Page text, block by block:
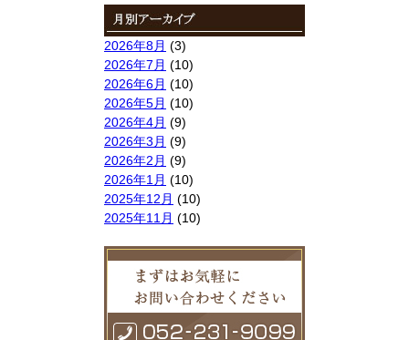
2026年8月 (3)
2026年7月 (10)
2026年6月 (10)
2026年5月 (10)
2026年4月 (9)
2026年3月 (9)
2026年2月 (9)
2026年1月 (10)
2025年12月 (10)
2025年11月 (10)
2025年8月(9)
2025年7月(10)
2025年6月(10)
2025年5月(10)